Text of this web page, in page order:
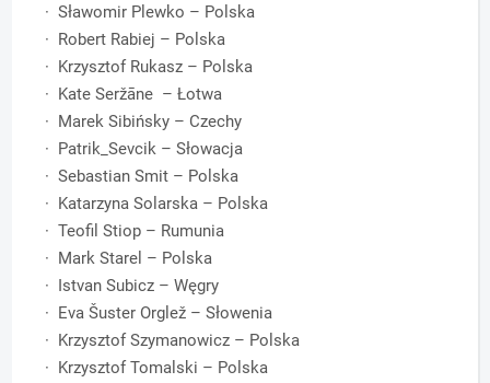
· Sławomir Plewko – Polska
· Robert Rabiej – Polska
· Krzysztof Rukasz – Polska
· Kate Seržāne – Łotwa
· Marek Sibińsky – Czechy
· Patrik_Sevcik – Słowacja
· Sebastian Smit – Polska
· Katarzyna Solarska – Polska
· Teofil Stiop – Rumunia
· Mark Starel – Polska
· Istvan Subicz – Węgry
· Eva Šuster Orglež – Słowenia
· Krzysztof Szymanowicz – Polska
· Krzysztof Tomalski – Polska